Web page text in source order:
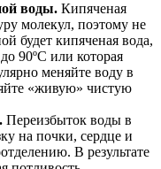
воды. Кипяченая
молекул, поэтому не
будет кипяченая вода,
90ºС или которая
меняйте воду в
«живую» чистую
Переизбыток воды в
на почки, сердце и
В результате